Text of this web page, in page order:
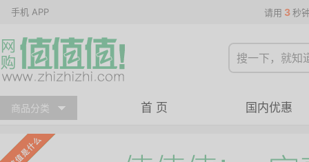
手机 APP 请用 3 秒
商品分类 首 页 国内优惠